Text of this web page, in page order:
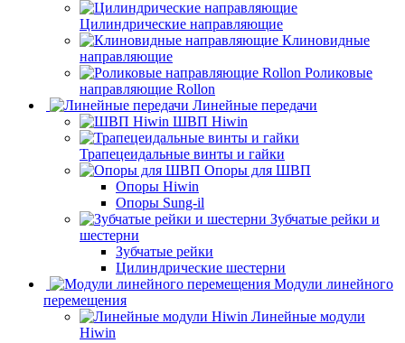
Цилиндрические направляющие
Клиновидные
направляющие
Роликовые
направляющие Rollon
Линейные передачи
ШВП Hiwin
Трапецеидальные винты и гайки
Опоры для ШВП
Опоры Hiwin
Опоры Sung-il
Зубчатые рейки и
шестерни
Зубчатые рейки
Цилиндрические шестерни
Модули линейного
перемещения
Линейные модули
Hiwin